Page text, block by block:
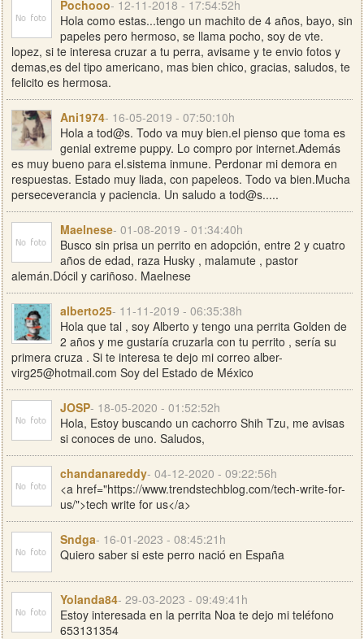
Pochooo- 12-11-2018 - 17:54:52h
Hola como estas...tengo un machito de 4 años, bayo, sin
papeles pero hermoso, se llama pocho, soy de vte.
lopez, si te interesa cruzar a tu perra, avisame y te envio fotos y
demas,es del tipo americano, mas bien chico, gracias, saludos, te
felicito es hermosa.
Ani1974- 16-05-2019 - 07:50:10h
Hola a tod@s. Todo va muy bien.el pienso que toma es
genial extreme puppy. Lo compro por internet.Además
es muy bueno para el.sistema inmune. Perdonar mi demora en
respuestas. Estado muy liada, con papeleos. Todo va bien.Mucha
perseceverancia y paciencia. Un saludo a tod@s.....
Maelnese- 01-08-2019 - 01:34:40h
Busco sin prisa un perrito en adopción, entre 2 y cuatro
años de edad, raza Husky , malamute , pastor
alemán.Dócil y cariñoso. Maelnese
alberto25- 11-11-2019 - 06:35:38h
Hola que tal , soy Alberto y tengo una perrita Golden de
2 años y me gustaría cruzarla con tu perrito , sería su
primera cruza . Si te interesa te dejo mi correo alber-
virg25@hotmail.com Soy del Estado de México
JOSP- 18-05-2020 - 01:52:52h
Hola, Estoy buscando un cachorro Shih Tzu, me avisas
si conoces de uno. Saludos,
chandanareddy- 04-12-2020 - 09:22:56h
<a href="https://www.trendstechblog.com/tech-write-for-
us/">tech write for us</a>
Sndga- 16-01-2023 - 08:45:21h
Quiero saber si este perro nació en España
Yolanda84- 29-03-2023 - 09:49:41h
Estoy interesada en la perrita Noa te dejo mi teléfono
653131354